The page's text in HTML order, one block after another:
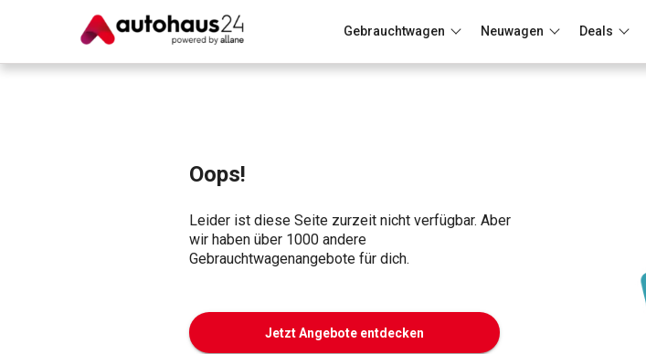
Gebrauchtwagen Neuwagen Deals
Oops!
Leider ist diese Seite zurzeit nicht verfügbar. Aber
wir haben über 1000 andere
Gebrauchtwagenangebote für dich.
Jetzt Angebote entdecken